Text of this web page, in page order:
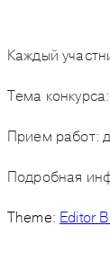
Каждый
Тема конкурса:
Прием работ:
Подробная
Theme: Editor